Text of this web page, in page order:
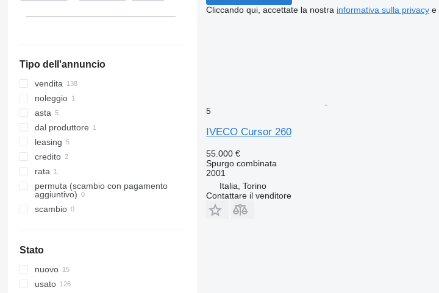
Tipo dell'annuncio
vendita
noleggio
asta
dal produttore
leasing
credito
rata
permuta (scambio con pagamento
aggiuntivo)
scambio
Stato
nuovo
usato
Cliccando qui, accettate la nostra informativa sulla privacye
5
IVECO Cursor 260
55.000 €
Spurgo combinata
2001
Italia, Torino
Contattare il venditore